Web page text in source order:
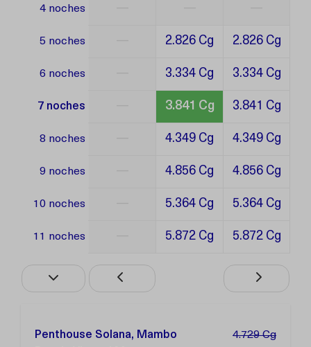
4 noches
5 noches 2.826 Cg 2.826 Cg
6 noches 3.334 Cg 3.334 Cg
7 noches 3.841 Cg 3.841 Cg
8 noches 4.349 Cg 4.349 Cg
9 noches 4.856 Cg 4.856 Cg
10 noches 5.364 Cg 5.364 Cg
11 noches 5.872 Cg 5.872 Cg
4.729 Cg
Penthouse Solana, Mambo